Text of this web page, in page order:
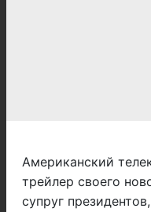
Американский
трейлер своего
супруг